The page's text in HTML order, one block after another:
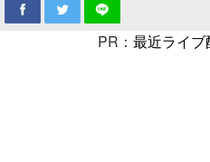
PR： 最近ライブ